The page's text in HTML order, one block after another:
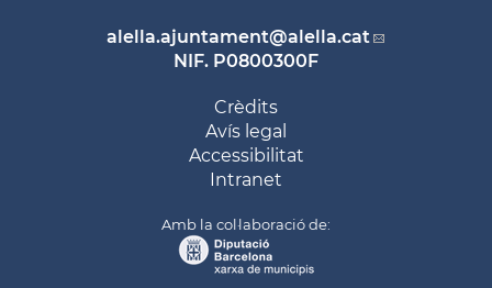
alella.ajuntament@alella.cat
NIF. P0800300F
Crèdits
Avís legal
Accessibilitat
Intranet
Amb la col·laboració de: